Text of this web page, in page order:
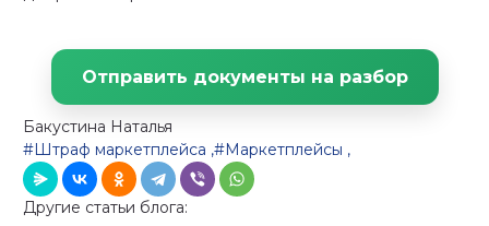
Отправить документы на разбор
Бакустина Наталья
#Штраф маркетплейса ,#Маркетплейсы ,
Другие статьи блога: